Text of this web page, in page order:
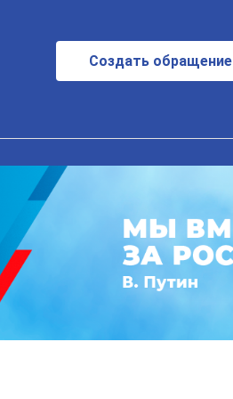
Создать обращение